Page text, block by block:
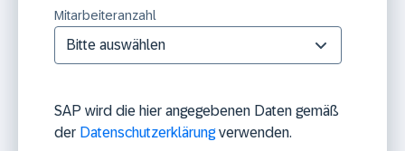
Mitarbeiteranzahl
SAP wird die hier angegebenen Daten gemäß
der Datenschutzerklärungverwenden.